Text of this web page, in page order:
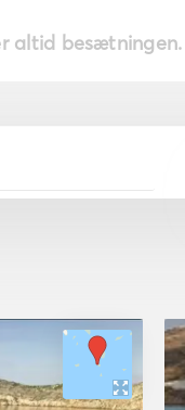
altid besætningen.